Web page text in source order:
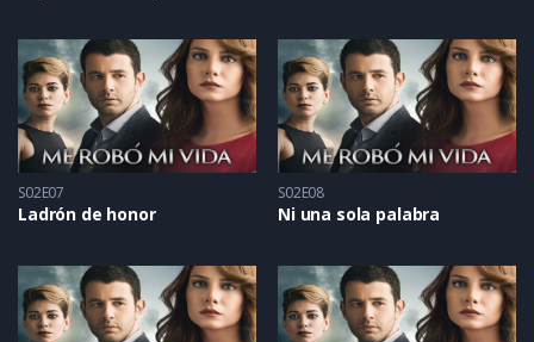
S02E07
Ladrón de honor
S02E08
Ni una sola palabra